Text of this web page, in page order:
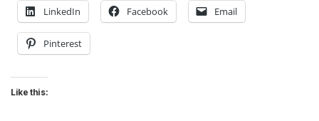
LinkedIn Facebook Email
Pinterest
Like this: